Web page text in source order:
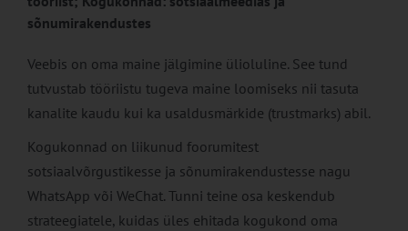
sõnumirakendustes
Veebis on oma maine jälgimine ülioluline. See tund
tutvustab tööriistu tugeva maine loomiseks nii tasuta
kanalite kaudu kui ka usaldusmärkide (trustmarks) abil.
Kogukonnad on liikunud foorumitest
sotsiaalvõrgustikesse ja sõnumirakendustesse nagu
WhatsApp või WeChat. Tunni teine osa keskendub
strateegiatele, kuidas üles ehitada kogukond oma